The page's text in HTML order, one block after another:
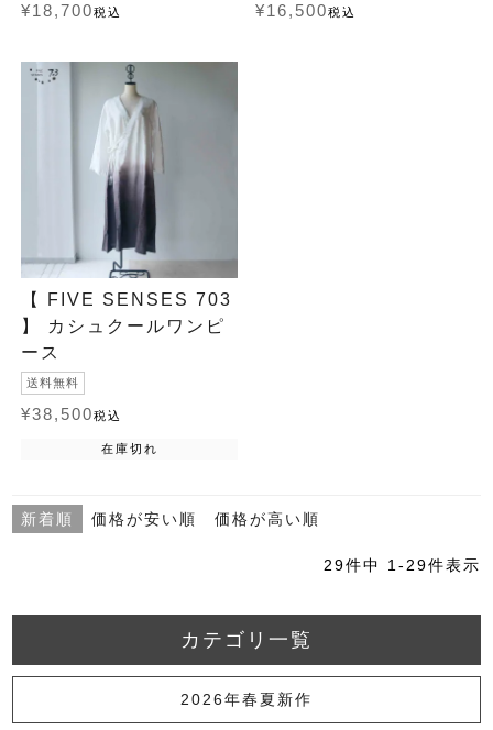
¥18,700税込 ¥16,500税込
【 FIVE SENSES 703
】 カシュクールワンピ
ース
送料無料
¥38,500税込
在庫切れ
新着順 価格が安い順 価格が高い順
29件中 1 - 29件表示
カテゴリ一覧
2026年春夏新作